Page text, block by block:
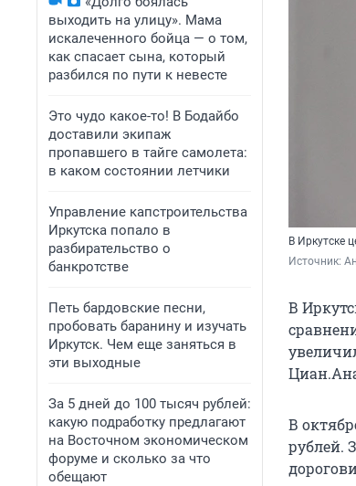
выходить на улицу». Мама
искалеченного бойца — о том,
как спасает сына, который
разбился по пути к невесте
Это чудо какое-то! В Бодайбо
доставили экипаж
пропавшего в тайге самолета:
в каком состоянии летчики
Управление капстроительства
Иркутска попало в
разбирательство о
банкротстве
Петь бардовские песни,
пробовать баранину и изучать
Иркутск. Чем еще заняться в
эти выходные
За 5 дней до 100 тысяч рублей:
какую подработку предлагают
на Восточном экономическом
форуме и сколько за что
обещают
В Иркутске
Источник:
В
В
рублей.